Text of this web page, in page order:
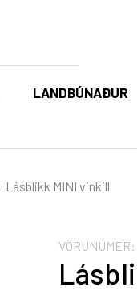
LANDBÚNAÐUR
Lásblikk MINI vinkill
VÖRUNÚMER: